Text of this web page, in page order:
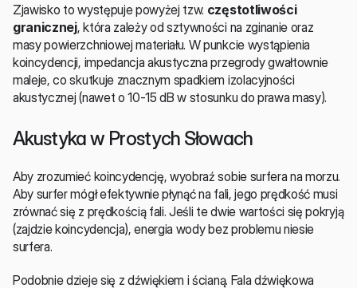
Zjawisko to występuje powyżej tzw. częstotliwości
granicznej, która zależy od sztywności na zginanie oraz
masy powierzchniowej materiału. W punkcie wystąpienia
koincydencji, impedancja akustyczna przegrody gwałtownie
maleje, co skutkuje znacznym spadkiem izolacyjności
akustycznej (nawet o 10-15 dB w stosunku do prawa masy).
Akustyka w Prostych Słowach
Aby zrozumieć koincydencję, wyobraź sobie surfera na morzu.
Aby surfer mógł efektywnie płynąć na fali, jego prędkość musi
zrównać się z prędkością fali. Jeśli te dwie wartości się pokryją
(zajdzie koincydencja), energia wody bez problemu niesie
surfera.
Podobnie dzieje się z dźwiękiem i ścianą. Fala dźwiękowa